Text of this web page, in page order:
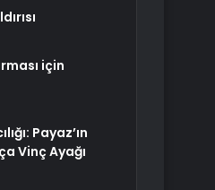
için
Payaz’ın
Vinç Ayağı